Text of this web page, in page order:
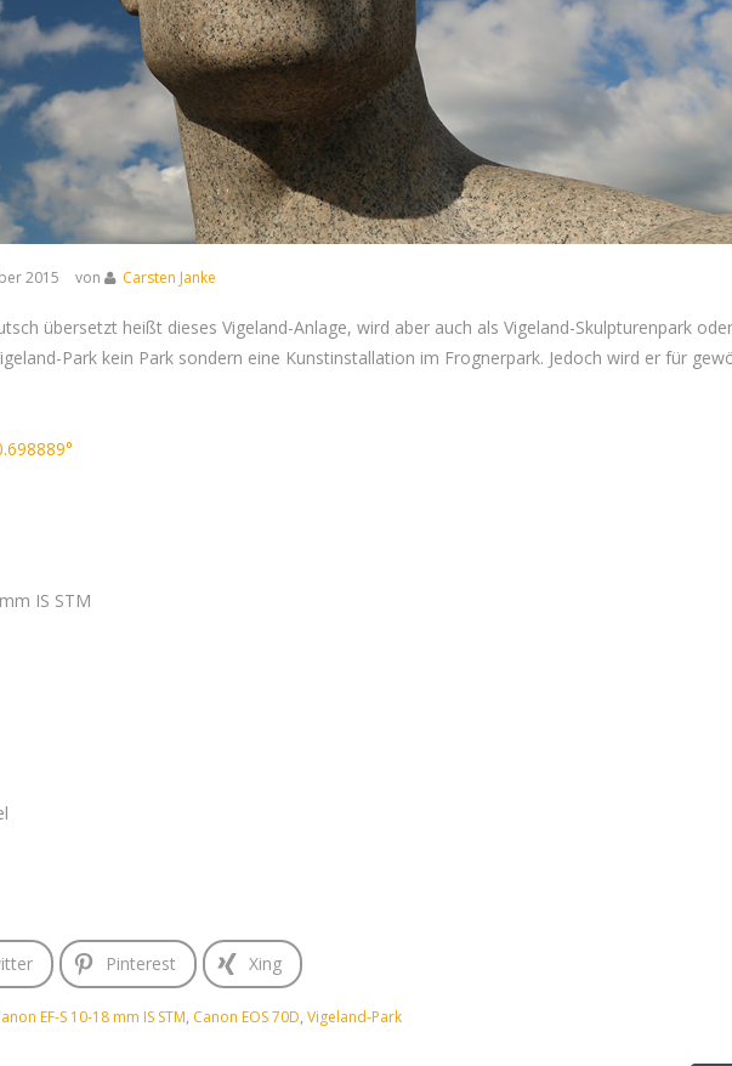
2015 von Carsten Janke
übersetzt heißt dieses Vigeland-Anlage, wird aber auch als Vigeland-Skulpturenpark
Park kein Park sondern eine Kunstinstallation im Frognerpark. Jedoch wird er für
IS STM
Pinterest Xing
EF-S 10-18 mm IS STM, Canon EOS 70D, Vigeland-Park